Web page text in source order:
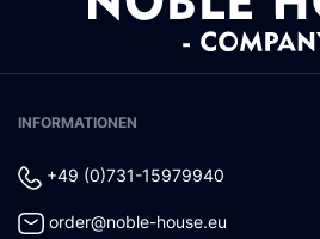
INFORMATIONEN
+49 (0)731-15979940
order@noble-house.eu